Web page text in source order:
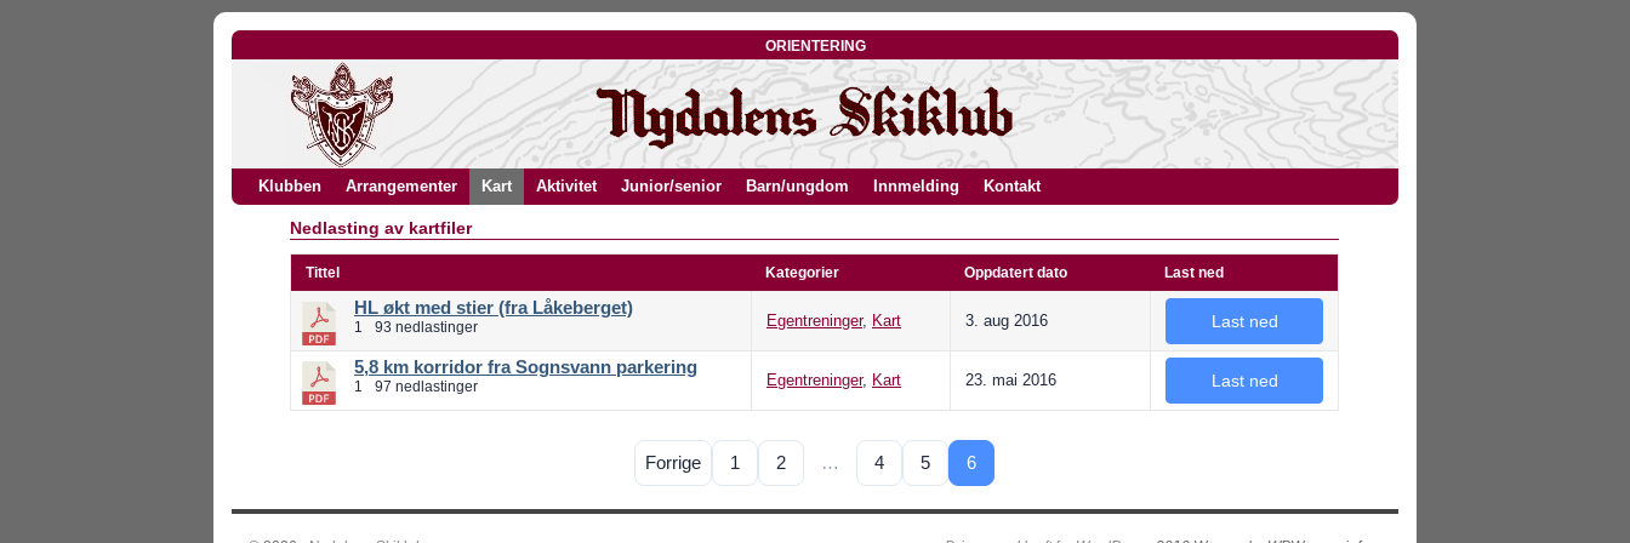
orientering
Klubben Arrangementer Kart Aktivitet Junior/senior Barn/ungdom Innmelding Kontakt
Nedlasting av kartfiler
Tittel Kategorier Oppdatert dato Last ned
HL økt med stier (fra Låkeberget)
1 93 nedlastinger Egentreninger, Kart 3. aug 2016 Last ned
5,8 km korridor fra Sognsvann parkering
1 97 nedlastinger Egentreninger, Kart 23. mai 2016 Last ned
Forrige 1 2 … 4 5 6